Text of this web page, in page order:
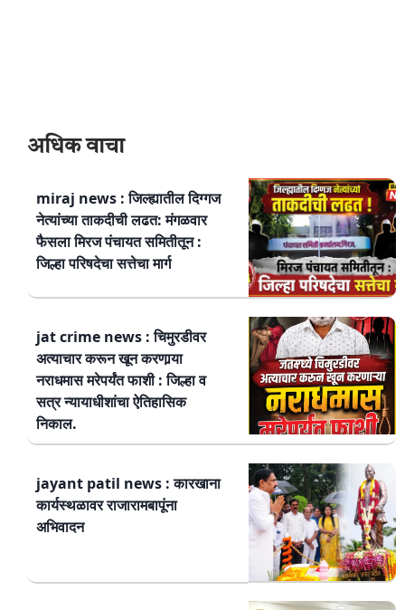
अधिक वाचा
miraj news : जिल्ह्यातील दिग्गज
नेत्यांच्या ताकदीची लढत: मंगळवार
फैसला मिरज पंचायत समितीतून :
जिल्हा परिषदेचा सत्तेचा मार्ग
jat crime news : चिमुरडीवर
अत्याचार करून खून करणार्‍या
नराधमास मरेपर्यंत फाशी : जिल्हा व
सत्र न्यायाधीशांचा ऐतिहासिक
निकाल.
jayant patil news : कारखाना
कार्यस्थळावर राजारामबापूंना
अभिवादन